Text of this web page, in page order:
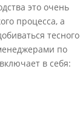
это очень
процесса, а
тесного
по
в себя: